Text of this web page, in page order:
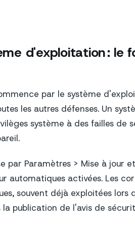
d'exploitation : le
par le système
les autres défenses. Un
système à des failles de
par Paramètres > Mise à jour
automatiques activées. Les
souvent déjà exploitées lors
la publication de l'avis de